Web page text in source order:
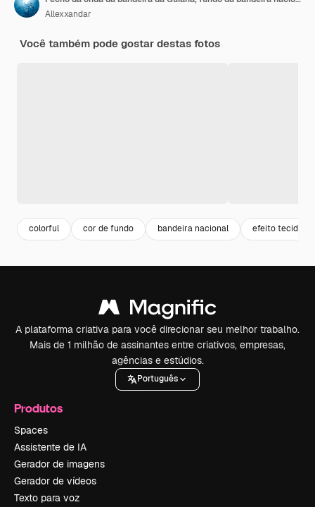
Allexxandar
Você também pode gostar destas fotos
colorful cor de fundo bandeira nacional efeito tecido
A plataforma criativa para você direcionar seu melhor trabalho.
Mais de 1 milhão de assinantes entre criativos, empresas,
agências e estúdios.
Português
Produtos
Spaces
Assistente de IA
Gerador de imagens
Gerador de vídeos
Texto para voz